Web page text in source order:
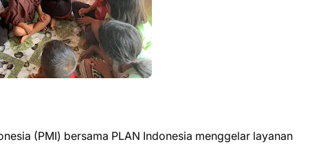
(PMI) bersama PLAN Indonesia menggelar layanan